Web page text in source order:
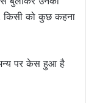
किसी को कुछ कहना
अन्य पर केस हुआ है